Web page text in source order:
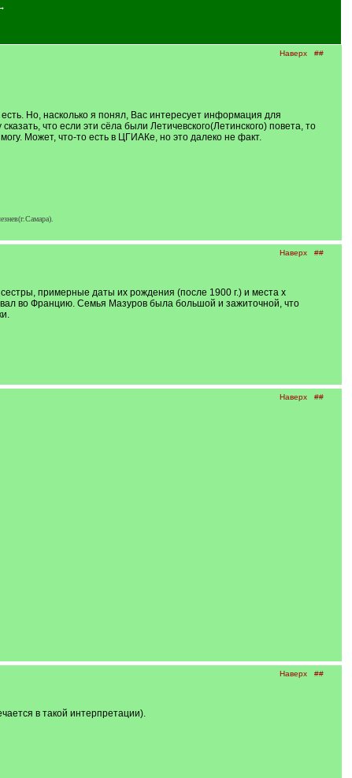
Наверх ##
Но, насколько я понял, Вас интересует информация для
что если эти сёла были Летичевского(Летинского) повета, то
Может, что-то есть в ЦГИАКе, но это далеко не факт.
Наверх ##
примерные даты их рождения (после 1900 г.) и места х
во Францию. Семья Мазуров была большой и зажиточной, что
Наверх ##
Наверх ##
в такой интерпретации).